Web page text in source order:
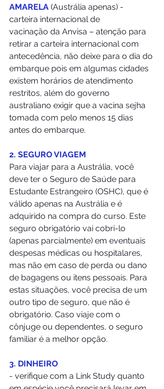
AMARELA (Austrália apenas) -
carteira internacional de
vacinação da Anvisa – atenção para
retirar a carteira internacional com
antecedência, não deixe para o dia do
embarque pois em algumas cidades
existem horários de atendimento
restritos, além do governo
australiano exigir que a vacina sejha
tomada com pelo menos 15 dias
antes do embarque.
2. SEGURO VIAGEM
Para viajar para a Austrália, você
deve ter o Seguro de Saúde para
Estudante Estrangeiro (OSHC), que é
válido apenas na Austrália e é
adquirido na compra do curso. Este
seguro obrigatório vai cobri-lo
(apenas parcialmente) em eventuais
despesas médicas ou hospitalares,
mas não em caso de perda ou dano
de bagagens ou itens pessoais. Para
estas situações, você precisa de um
outro tipo de seguro, que não é
obrigatório. Caso viaje com o
cônjuge ou dependentes, o seguro
familiar é a melhor opção.
3. DINHEIRO
- verifique com a Link Study quanto